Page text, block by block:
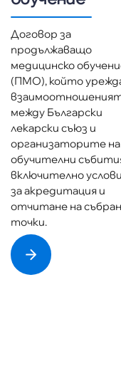
100%
Договор за
продължаващо
медицинско
(ПМО), който
между Български
лекарски съюз и
организаторите на
обучителни
включително
за акредитация и
отчитане на
точки.